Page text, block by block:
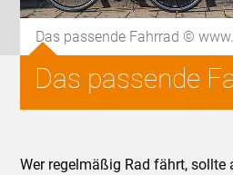
Das passende Fahrrad ©
Das passende
Wer regelmäßig Rad fährt, sollte